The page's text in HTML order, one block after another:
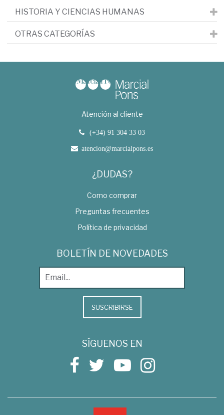
HISTORIA Y CIENCIAS HUMANAS
OTRAS CATEGORÍAS
Atención al cliente
(+34) 91 304 33 03
atencion@marcialpons.es
¿DUDAS?
Como comprar
Preguntas frecuentes
Política de privacidad
BOLETÍN DE NOVEDADES
SUSCRIBIRSE
SÍGUENOS EN